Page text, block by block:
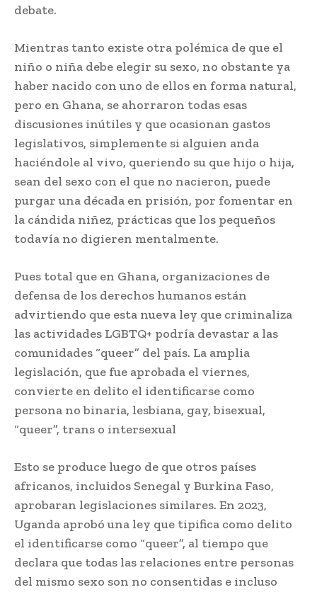
debate.
Mientras tanto existe otra polémica de que el
niño o niña debe elegir su sexo, no obstante ya
haber nacido con uno de ellos en forma natural,
pero en Ghana, se ahorraron todas esas
discusiones inútiles y que ocasionan gastos
legislativos, simplemente si alguien anda
haciéndole al vivo, queriendo su que hijo o hija,
sean del sexo con el que no nacieron, puede
purgar una década en prisión, por fomentar en
la cándida niñez, prácticas que los pequeños
todavía no digieren mentalmente.
Pues total que en Ghana, organizaciones de
defensa de los derechos humanos están
advirtiendo que esta nueva ley que criminaliza
las actividades LGBTQ+ podría devastar a las
comunidades “queer” del país. La amplia
legislación, que fue aprobada el viernes,
convierte en delito el identificarse como
persona no binaria, lesbiana, gay, bisexual,
“queer”, trans o intersexual
Esto se produce luego de que otros países
africanos, incluidos Senegal y Burkina Faso,
aprobaran legislaciones similares. En 2023,
Uganda aprobó una ley que tipifica como delito
el identificarse como “queer”, al tiempo que
declara que todas las relaciones entre personas
del mismo sexo son no consentidas e incluso